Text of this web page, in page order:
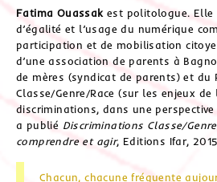
Fatima Ouassak est politologue. Elle
d’égalité et l’usage du numérique
participation et de mobilisation
d’une association de parents à
de mères (syndicat de parents) et du
Classe/Genre/Race (sur les enjeux
discriminations, dans une
a publié Discriminations Classe/
comprendre et agir, Editions Ifar,
Chacun, chacune fréquente